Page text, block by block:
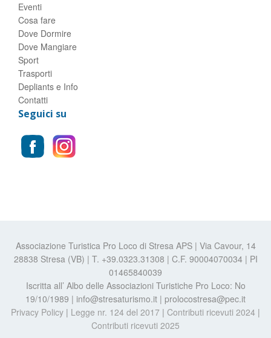
Eventi
Cosa fare
Dove Dormire
Dove Mangiare
Sport
Trasporti
Depliants e Info
Contatti
Seguici su
Associazione Turistica Pro Loco di Stresa APS | Via Cavour, 14
28838 Stresa (VB) | T. +39.0323.31308 | C.F. 90004070034 | PI
01465840039
Iscritta all’ Albo delle Associazioni Turistiche Pro Loco: No
19/10/1989 | info@stresaturismo.it | prolocostresa@pec.it
Privacy Policy | Legge nr. 124 del 2017 | Contributi ricevuti 2024 |
Contributi ricevuti 2025